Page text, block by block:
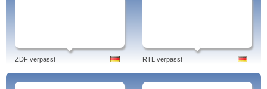
ZDF verpasst RTL verpasst